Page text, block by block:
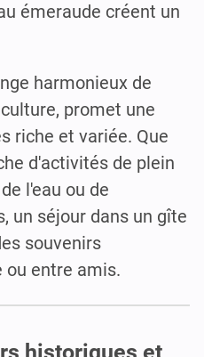
émeraude créent un
harmonieux de
promet une
riche et variée. Que
d'activités de plein
l'eau ou de
un séjour dans un gîte
souvenirs
ou entre amis.